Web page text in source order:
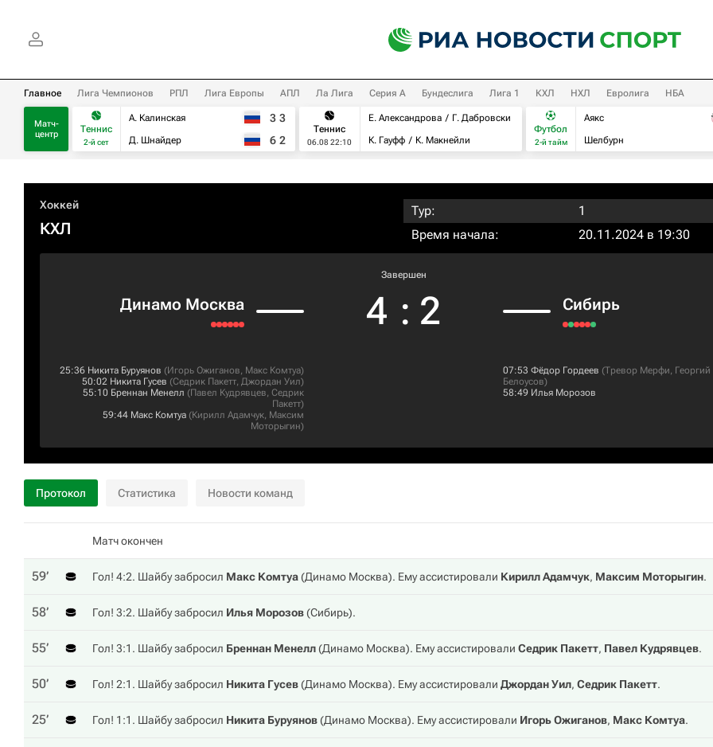
Главное Лига Чемпионов РПЛ Лига Европы АПЛ Ла Лига Серия А Бундеслига Лига 1 КХЛ НХЛ Евролига НБА
Матч-
центр
Теннис
2-й сет
А. Калинская
Д. Шнайдер
3 3
6 2
Теннис
06.08 22:10
Е. Александрова
Г. Дабровски
К. Гауфф
К. Макнейли
Футбол
2-й тайм
Аякс
Шелбурн
Хоккей
КХЛ
Тур:
1
Время начала:
20.11.2024 в 19:30
Динамо Москва
Завершен
4 : 2 Сибирь
25:36 Никита Буруянов (Игорь Ожиганов, Макс Комтуа)
50:02 Никита Гусев (Седрик Пакетт, Джордан Уил)
55:10 Бреннан Менелл (Павел Кудрявцев, Седрик
Пакетт)
59:44 Макс Комтуа (Кирилл Адамчук, Максим
Моторыгин)
07:53 Фёдор Гордеев (Тревор Мерфи, Георгий
Белоусов)
58:49 Илья Морозов
Протокол Статистика Новости команд
Матч окончен
59‎’‎ Гол! 4:2. Шайбу забросил Макс Комтуа(Динамо Москва). Ему ассистировали Кирилл Адамчук, Максим Моторыгин.
58‎’‎ Гол! 3:2. Шайбу забросил Илья Морозов(Сибирь).
55‎’‎ Гол! 3:1. Шайбу забросил Бреннан Менелл(Динамо Москва). Ему ассистировали Седрик Пакетт, Павел Кудрявцев.
50‎’‎ Гол! 2:1. Шайбу забросил Никита Гусев(Динамо Москва). Ему ассистировали Джордан Уил, Седрик Пакетт.
25‎’‎ Гол! 1:1. Шайбу забросил Никита Буруянов(Динамо Москва). Ему ассистировали Игорь Ожиганов, Макс Комтуа.